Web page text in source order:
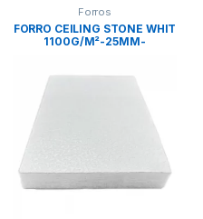
Forros
FORRO CEILING STONE WHIT
1100G/M²-25MM-